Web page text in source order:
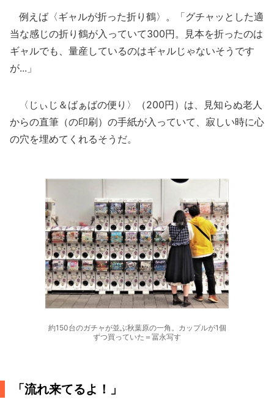
例えば〈ギャルが折った折り鶴〉。「グチャッとした適
当な感じの折り鶴が入っていて300円。見本を折ったのは
ギャルでも、量産しているのはギャルじゃないそうです
が...」
〈じぃじ＆ばぁばの便り〉（200円）は、見知らぬ老人
からの直筆（の印刷）の手紙が入っていて、寂しい時に心
の穴を埋めてくれるそうだ。
約150台のガチャが並ぶ秋葉原の一角。カップルが1個
ずつ買っていた＝冨永写す
「流れ来てるよ！」